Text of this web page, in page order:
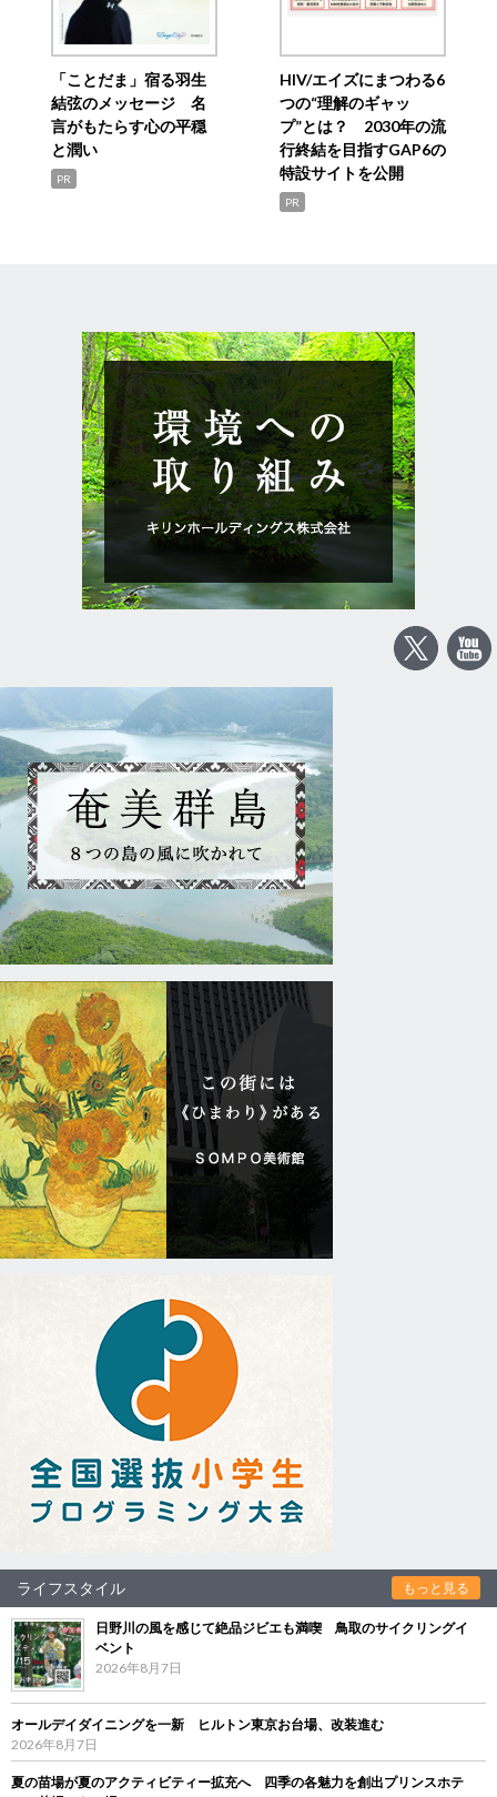
「ことだま」宿る羽生
結弦のメッセージ 名
言がもたらす心の平穏
と潤い
PR
HIV/エイズにまつわる6
つの“理解のギャッ
プ”とは？ 2030年の流
行終結を目指すGAP6の
特設サイトを公開
PR
ライフスタイル もっと見る
日野川の風を感じて絶品ジビエも満喫 鳥取のサイクリングイ
ベント
2026年8月7日
オールデイダイニングを一新 ヒルトン東京お台場、改装進む
2026年8月7日
夏の苗場が夏のアクティビティー拡充へ 四季の各魅力を創出プリンスホテ